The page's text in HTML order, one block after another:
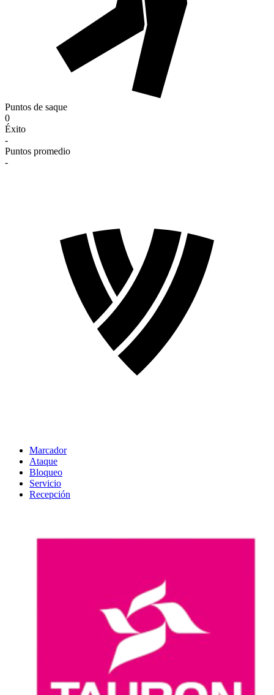
Puntos de saque
0
Éxito
-
Puntos promedio
-
Marcador
Ataque
Bloqueo
Servicio
Recepción